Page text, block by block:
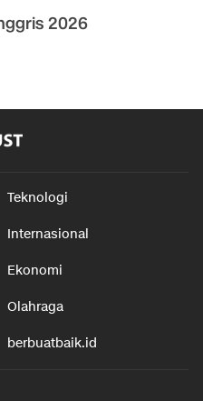
2026
Teknologi
Internasional
Ekonomi
Olahraga
berbuatbaik.id